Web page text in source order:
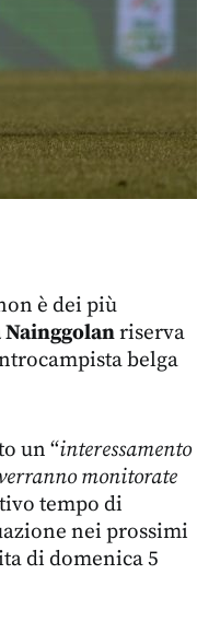
è dei più
Nainggolanriserva
belga
un “interessamento
monitorate
tempo di
nei prossimi
di domenica 5